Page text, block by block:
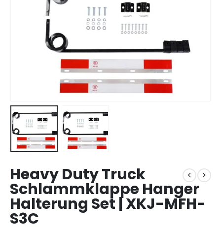
Heavy Duty Truck
Schlammklappe Hanger
Halterung Set | XKJ-MFH-
S3C